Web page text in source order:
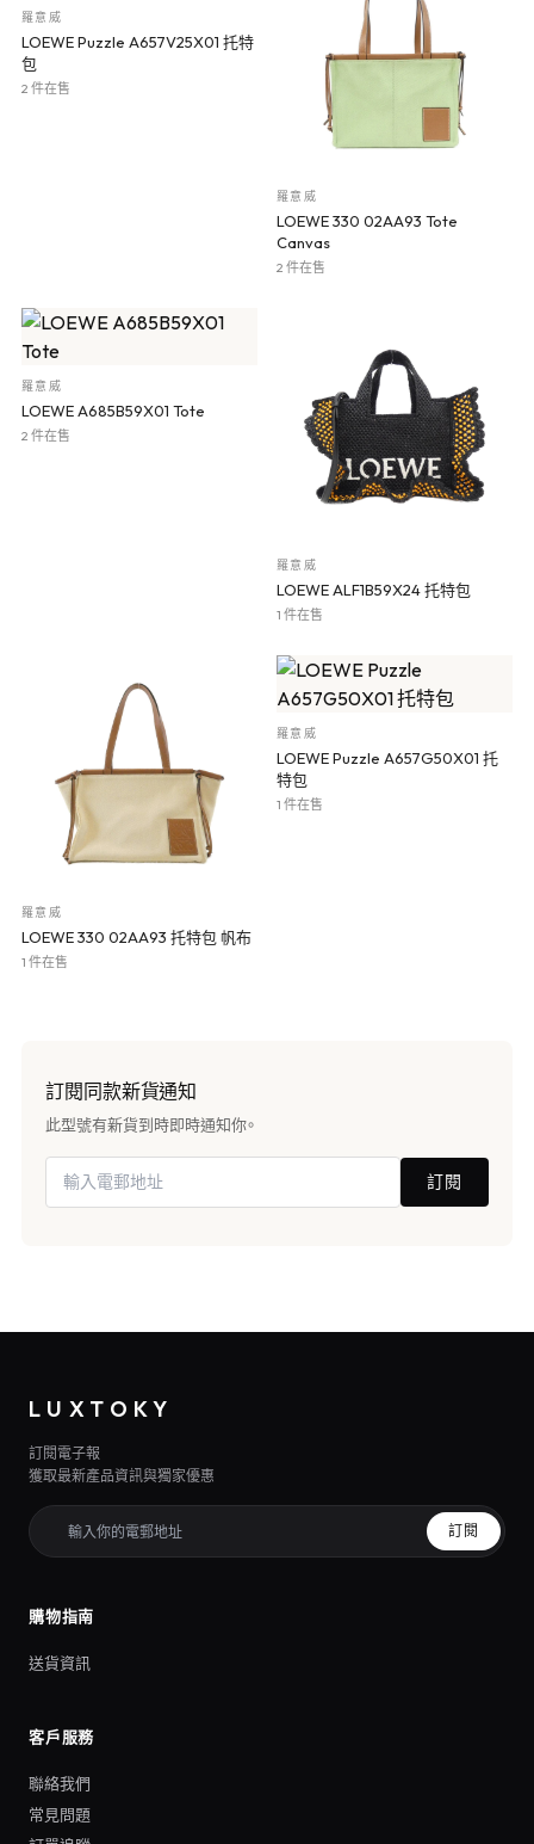
羅意威
LOEWE Puzzle A657V25X01 托特
包
2 件在售
羅意威
LOEWE 330 02AA93 Tote
Canvas
2 件在售
羅意威
LOEWE A685B59X01 Tote
2 件在售
羅意威
LOEWE ALF1B59X24 托特包
1 件在售
羅意威
LOEWE 330 02AA93 托特包 帆布
1 件在售
羅意威
LOEWE Puzzle A657G50X01 托
特包
1 件在售
訂閱同款新貨通知
此型號有新貨到時即時通知你。
訂閱
LUXTOKY
訂閱電子報
獲取最新產品資訊與獨家優惠
訂閱
購物指南
送貨資訊
客戶服務
聯絡我們
常見問題